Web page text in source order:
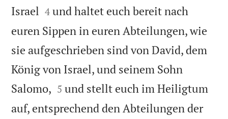
Israel 

4 und haltet euch bereit nach
euren Sippen in euren Abteilungen, wie
sie aufgeschrieben sind von David, dem
König von Israel, und seinem Sohn
Salomo, 

5 und stellt euch im Heiligtum
auf, entsprechend den Abteilungen der